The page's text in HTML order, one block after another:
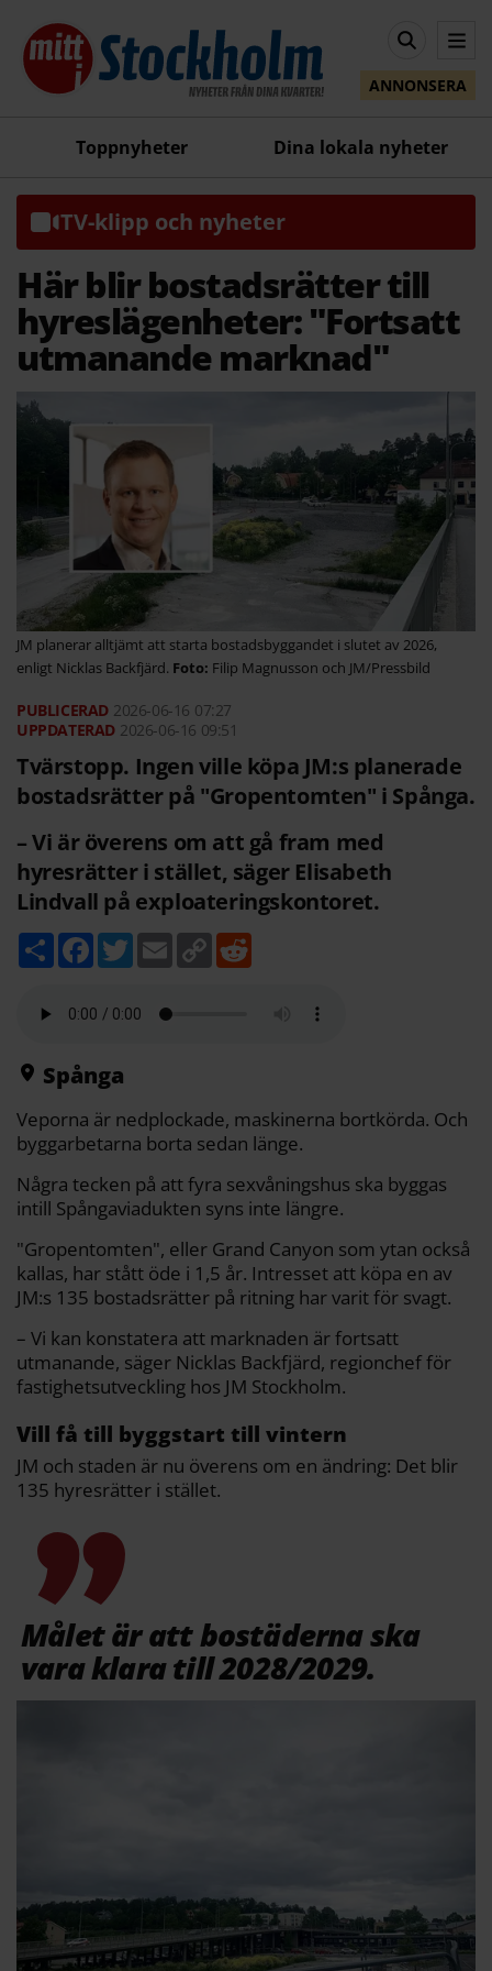
ANNONSERA
Toppnyheter Dina lokala nyheter
TV-klipp och nyheter
Här blir bostadsrätter till
hyreslägenheter: "Fortsatt
utmanande marknad"
JM planerar alltjämt att starta bostadsbyggandet i slutet av 2026,
enligt Nicklas Backfjärd.
Filip Magnusson och JM/Pressbild
2026-06-16 07:27
2026-06-16 09:51
Tvärstopp. Ingen ville köpa JM:s planerade
bostadsrätter på "Gropentomten" i Spånga.
– Vi är överens om att gå fram med
hyresrätter i stället, säger Elisabeth
Lindvall på exploateringskontoret.
D
e
F
c
b
T
w
t
E
m
a
C
o
p
Spånga
Veporna är nedplockade, maskinerna bortkörda. Och
byggarbetarna borta sedan länge.
Några tecken på att fyra sexvåningshus ska byggas
intill Spångaviadukten syns inte längre.
"Gropentomten", eller Grand Canyon som ytan också
kallas, har stått öde i 1,5 år. Intresset att köpa en av
JM:s 135 bostadsrätter på ritning har varit för svagt.
– Vi kan konstatera att marknaden är fortsatt
utmanande, säger Nicklas Backfjärd, regionchef för
fastighetsutveckling hos JM Stockholm.
Vill få till byggstart till vintern
JM och staden är nu överens om en ändring: Det blir
135 hyresrätter i stället.
Målet är att bostäderna ska
vara klara till 2028/2029.